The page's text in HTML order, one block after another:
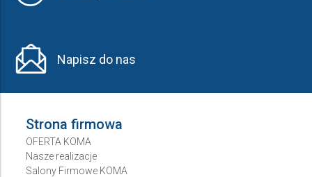
Napisz do nas
Strona firmowa
OFERTA KOMA
Nasze realizacje
Salony Firmowe KOMA